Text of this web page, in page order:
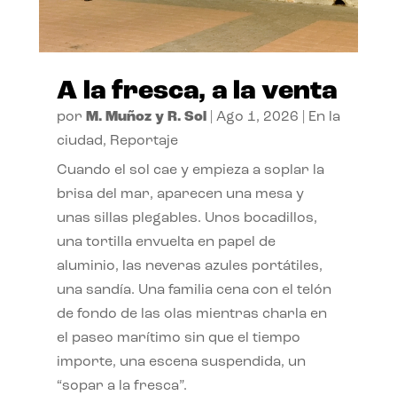
A la fresca, a la venta
por M. Muñoz y R. Sol| Ago 1, 2026
En la
ciudad, Reportaje
Cuando el sol cae y empieza a soplar la
brisa del mar, aparecen una mesa y
unas sillas plegables. Unos bocadillos,
una tortilla envuelta en papel de
aluminio, las neveras azules portátiles,
una sandía. Una familia cena con el telón
de fondo de las olas mientras charla en
el paseo marítimo sin que el tiempo
importe, una escena suspendida, un
“sopar a la fresca”.